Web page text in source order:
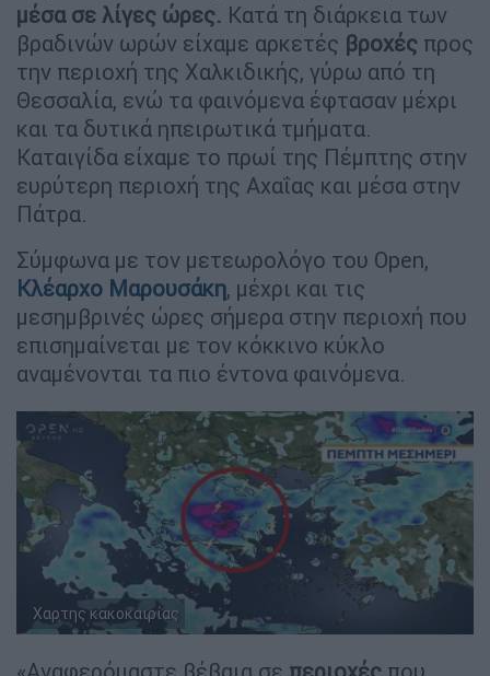
μέσα σε λίγες ώρες. Κατά τη διάρκεια των
βραδινών ωρών είχαμε αρκετές βροχές προς
την περιοχή της Χαλκιδικής, γύρω από τη
Θεσσαλία, ενώ τα φαινόμενα έφτασαν μέχρι
και τα δυτικά ηπειρωτικά τμήματα.
Καταιγίδα είχαμε το πρωί της Πέμπτης στην
ευρύτερη περιοχή της Αχαΐας και μέσα στην
Πάτρα.
Σύμφωνα με τον μετεωρολόγο του Open,
Κλέαρχο Μαρουσάκη, μέχρι και τις
μεσημβρινές ώρες σήμερα στην περιοχή που
επισημαίνεται με τον κόκκινο κύκλο
αναμένονται τα πιο έντονα φαινόμενα.
Χαρτης κακοκαιρίας